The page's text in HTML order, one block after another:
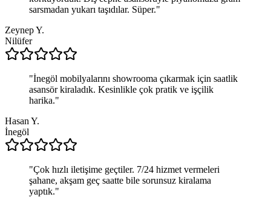
sarsmadan yukarı taşıdılar. Süper."
Zeynep Y.
Nilüfer
"İnegöl mobilyalarını showrooma çıkarmak için saatlik
asansör kiraladık. Kesinlikle çok pratik ve işçilik
harika."
Hasan Y.
İnegöl
"Çok hızlı iletişime geçtiler. 7/24 hizmet vermeleri
şahane, akşam geç saatte bile sorunsuz kiralama
yaptık."